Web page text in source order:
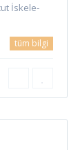
İskele-
tüm bilgi